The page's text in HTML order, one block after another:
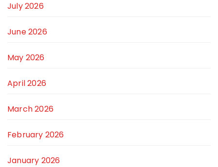
July 2026
June 2026
May 2026
April 2026
March 2026
February 2026
January 2026